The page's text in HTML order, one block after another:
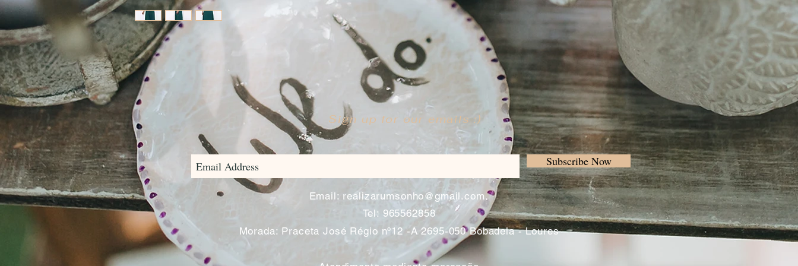
Sign up for our emails :)
Subscribe Now
Email: realizarumsonho@gmail.com
Tel: 965562858
Morada: Praceta José Régio nº12 -A 2695-050 Bobadela - Loures